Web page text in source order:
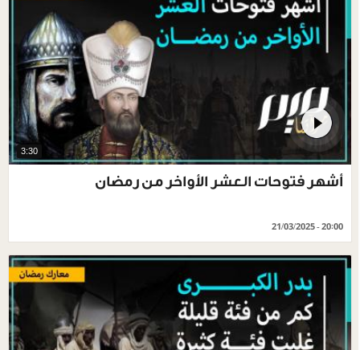
3:30
أشهر فتوحات العشر الأواخر من رمضان
21/03/2025 - 20:00